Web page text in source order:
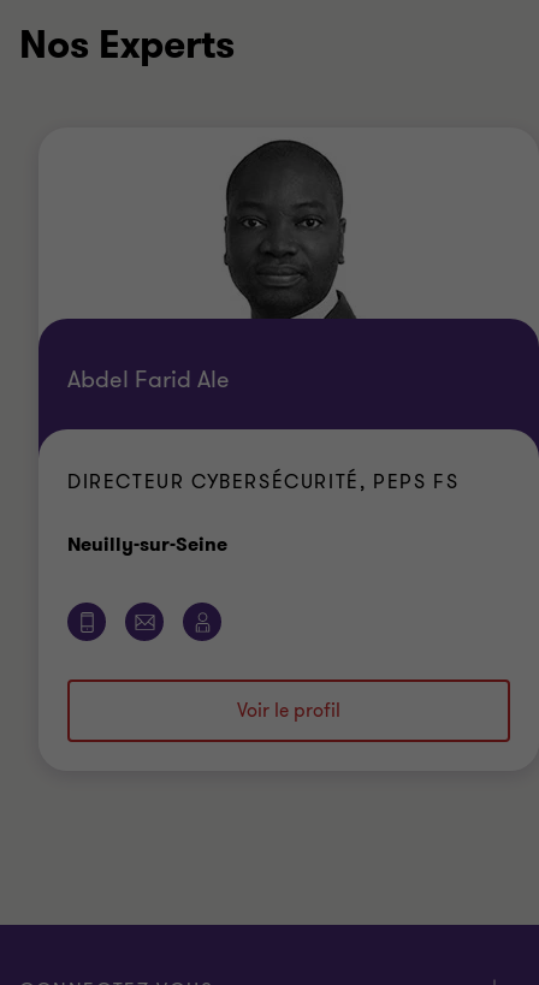
Nos Experts
Abdel Farid Ale
DIRECTEUR CYBERSÉCURITÉ, PEPS FS
Neuilly-sur-SeineBureau
Voir le profil